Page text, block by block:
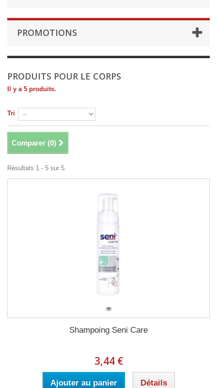
PROMOTIONS
PRODUITS POUR LE CORPS
Il y a 5 produits.
Tri
Comparer (0)
Résultats 1 - 5 sur 5.
Shampoing Seni Care
3,44 €
Ajouter au panier Détails